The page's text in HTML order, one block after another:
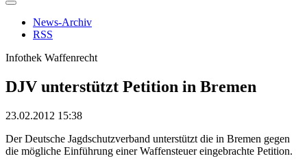
News-Archiv
RSS
Infothek Waffenrecht
DJV unterstützt Petition in Bremen
23.02.2012 15:38
Der Deutsche Jagdschutzverband unterstützt die in Bremen gegen
die mögliche Einführung einer Waffensteuer eingebrachte Petition.